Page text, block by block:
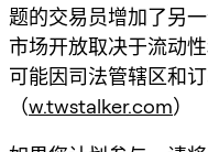
题的交易员增加了另
市场开放取决于流动
可能因司法管辖区和
（w.twstalker.com）